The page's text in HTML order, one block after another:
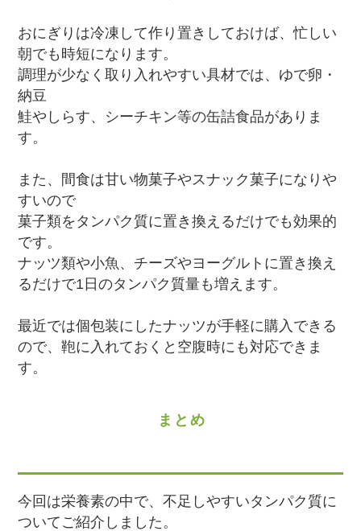
おにぎりは冷凍して作り置きしておけば、忙しい
朝でも時短になります。
調理が少なく取り入れやすい具材では、ゆで卵・
納豆
鮭やしらす、シーチキン等の缶詰食品がありま
す。
また、間食は甘い物菓子やスナック菓子になりや
すいので
菓子類をタンパク質に置き換えるだけでも効果的
です。
ナッツ類や小魚、チーズやヨーグルトに置き換え
るだけで1日のタンパク質量も増えます。
最近では個包装にしたナッツが手軽に購入できる
ので、鞄に入れておくと空腹時にも対応できま
す。
まとめ
今回は栄養素の中で、不足しやすいタンパク質に
ついてご紹介しました。